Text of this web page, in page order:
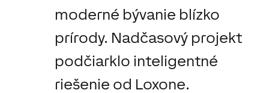
moderné bývanie blízko
prírody. Nadčasový projekt
podčiarklo inteligentné
riešenie od Loxone.